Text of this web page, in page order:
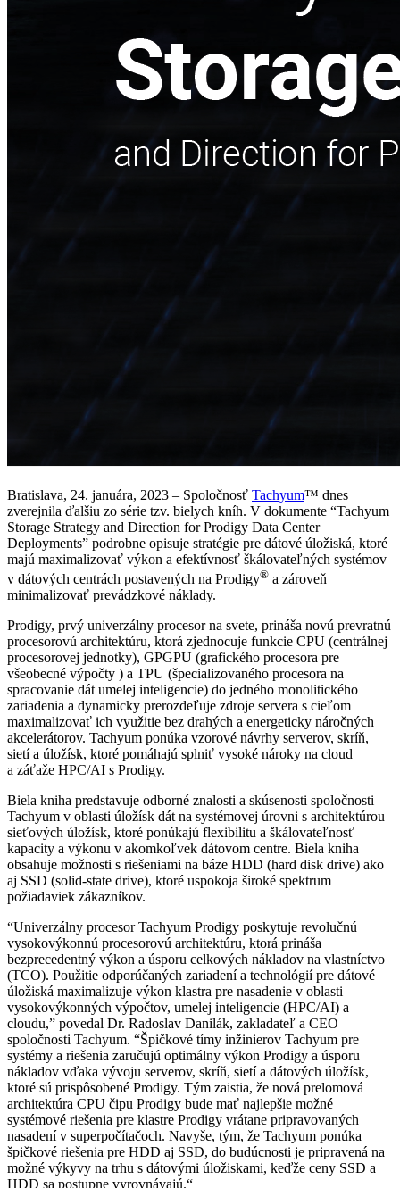
Bratislava, 24. januára, 2023 – Spoločnosť Tachyum™ dnes
zverejnila ďalšiu zo série tzv. bielych kníh. V dokumente “Tachyum
Storage Strategy and Direction for Prodigy Data Center
Deployments” podrobne opisuje stratégie pre dátové úložiská, ktoré
majú maximalizovať výkon a efektívnosť škálovateľných systémov
v dátových centrách postavených na Prodigy® a zároveň
minimalizovať prevádzkové náklady.
Prodigy, prvý univerzálny procesor na svete, prináša novú prevratnú
procesorovú architektúru, ktorá zjednocuje funkcie CPU (centrálnej
procesorovej jednotky), GPGPU (grafického procesora pre
všeobecné výpočty ) a TPU (špecializovaného procesora na
spracovanie dát umelej inteligencie) do jedného monolitického
zariadenia a dynamicky prerozdeľuje zdroje servera s cieľom
maximalizovať ich využitie bez drahých a energeticky náročných
akcelerátorov. Tachyum ponúka vzorové návrhy serverov, skríň,
sietí a úložísk, ktoré pomáhajú splniť vysoké nároky na cloud
a záťaže HPC/AI s Prodigy.
Biela kniha predstavuje odborné znalosti a skúsenosti spoločnosti
Tachyum v oblasti úložísk dát na systémovej úrovni s architektúrou
sieťových úložísk, ktoré ponúkajú flexibilitu a škálovateľnosť
kapacity a výkonu v akomkoľvek dátovom centre. Biela kniha
obsahuje možnosti s riešeniami na báze HDD (hard disk drive) ako
aj SSD (solid-state drive), ktoré uspokoja široké spektrum
požiadaviek zákazníkov.
“Univerzálny procesor Tachyum Prodigy poskytuje revolučnú
vysokovýkonnú procesorovú architektúru, ktorá prináša
bezprecedentný výkon a úsporu celkových nákladov na vlastníctvo
(TCO). Použitie odporúčaných zariadení a technológií pre dátové
úložiská maximalizuje výkon klastra pre nasadenie v oblasti
vysokovýkonných výpočtov, umelej inteligencie (HPC/AI) a
cloudu,” povedal Dr. Radoslav Danilák, zakladateľ a CEO
spoločnosti Tachyum. “Špičkové tímy inžinierov Tachyum pre
systémy a riešenia zaručujú optimálny výkon Prodigy a úsporu
nákladov vďaka vývoju serverov, skríň, sietí a dátových úložísk,
ktoré sú prispôsobené Prodigy. Tým zaistia, že nová prelomová
architektúra CPU čipu Prodigy bude mať najlepšie možné
systémové riešenia pre klastre Prodigy vrátane pripravovaných
nasadení v superpočítačoch. Navyše, tým, že Tachyum ponúka
špičkové riešenia pre HDD aj SSD, do budúcnosti je pripravená na
možné výkyvy na trhu s dátovými úložiskami, keďže ceny SSD a
HDD sa postupne vyrovnávajú.“